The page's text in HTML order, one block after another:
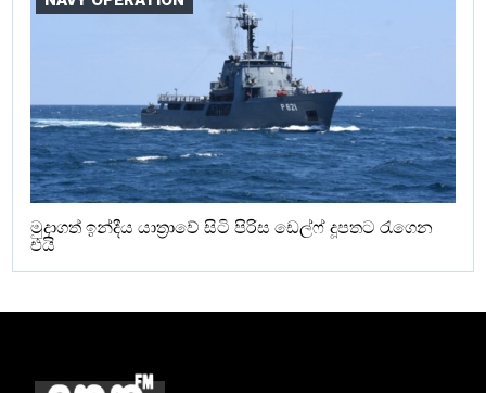
මුදාගත් ඉන්දීය යාත්‍රාවේ සිටි පිරිස ඩෙල්ෆ් දූපතට රැගෙන
එයි